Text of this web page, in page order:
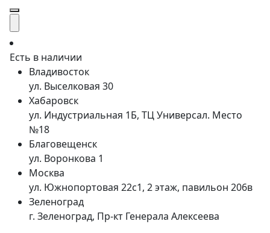
Есть в наличии
Владивосток
ул. Выселковая 30
Хабаровск
ул. Индустриальная 1Б, ТЦ Универсал. Место
№18
Благовещенск
ул. Воронкова 1
Москва
ул. Южнопортовая 22с1, 2 этаж, павильон 206в
Зеленоград
г. Зеленоград, Пр-кт Генерала Алексеева